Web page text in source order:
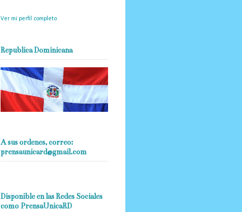
Ver mi perfil completo
Republica Dominicana
A sus ordenes, correo:
prensaunicard@gmail.com
Disponible en las Redes Sociales
como PrensaUnicaRD